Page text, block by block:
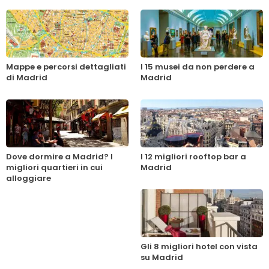
Mappe e percorsi dettagliati
di Madrid
I 15 musei da non perdere a
Madrid
Dove dormire a Madrid? I
migliori quartieri in cui
alloggiare
I 12 migliori rooftop bar a
Madrid
Gli 8 migliori hotel con vista
su Madrid